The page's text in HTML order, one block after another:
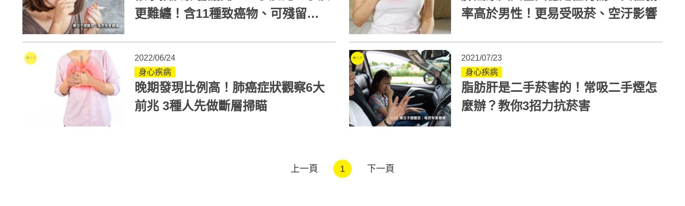
更難纏！含11種致癌物、可殘留室
率高於男性！更易受吸菸、空汙影響
2022/06/24
身心疾病
晚期發現比例高！肺癌症狀觀察6大
前兆 3種人先做斷層掃瞄
2021/07/23
身心疾病
脂肪肝是二手菸害的！常吸二手煙怎
麼辦？教你3招力抗菸害
上一頁 1 下一頁